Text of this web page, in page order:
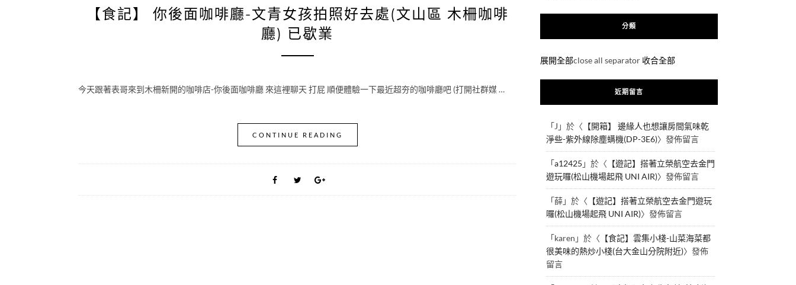
【食記】 你後面咖啡廳-文青女孩拍照好去處(文山區 木柵咖啡
廳) 已歇業
今天跟著表哥來到木柵新開的咖啡店-你後面咖啡廳 來這裡聊天 打屁 順便體驗一下最近超夯的咖啡廳吧 (打開社群媒 …
CONTINUE READING
分類
展開全部close all separator 收合全部
近期留言
「J 」於〈 【開箱】 邊緣人也想讓房間氣味乾
淨些-紫外線除塵螨機(DP-3E6)〉發佈留言
「a12425 」於〈 【遊記】搭著立榮航空去金門
遊玩囉(松山機場起飛 UNI AIR)〉發佈留言
「薛」於〈 【遊記】搭著立榮航空去金門遊玩
囉(松山機場起飛 UNI AIR)〉發佈留言
「karen 」於〈 【食記】雲集小棧-山菜海菜都
很美味的熱炒小棧(台大金山分院附近)〉發佈
留言